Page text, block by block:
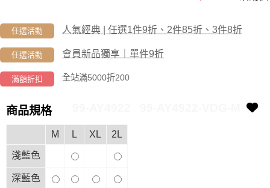
任選活動 人氣經典 | 任選1件9折、2件85折、3件8折
任選活動 會員新品獨享｜單件9折
滿額折扣 全站滿5000折200
商品規格
M L XL 2L
淺藍色
深藍色